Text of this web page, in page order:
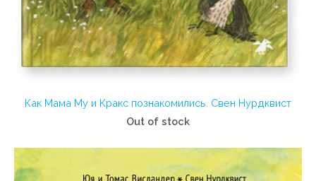
Как Мама Му и Кракс познакомились. Свен Нурдквист
Out of stock